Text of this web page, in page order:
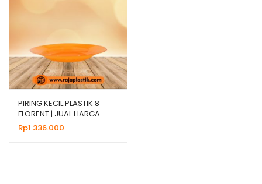
PIRING KECIL PLASTIK 8
FLORENT | JUAL HARGA
GROSIR
Rp1.336.000